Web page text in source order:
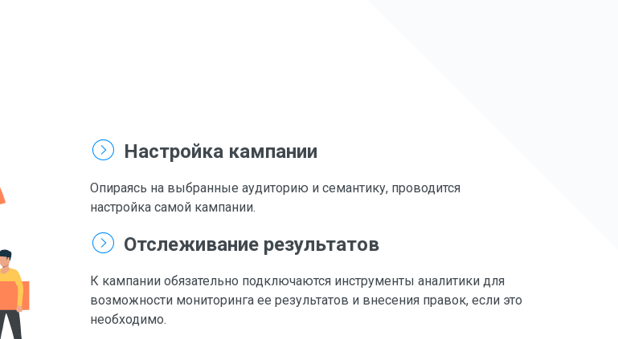
Настройка кампании
Опираясь на выбранные аудиторию и семантику, проводится
настройка самой кампании.
Отслеживание результатов
К кампании обязательно подключаются инструменты аналитики для
возможности мониторинга ее результатов и внесения правок, если это
необходимо.